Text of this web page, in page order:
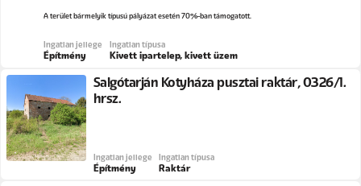
A terület bármelyik típusú pályázat esetén 70%-ban támogatott.
Ingatlan jellege
Építmény
Ingatlan típusa
Kivett ipartelep, kivett üzem
Salgótarján Kotyháza pusztai raktár, 0326/1.
hrsz.
Ingatlan jellege
Építmény
Ingatlan típusa
Raktár